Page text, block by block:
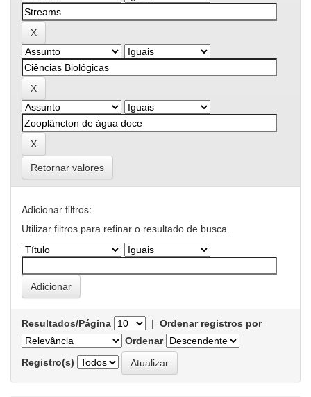
Retornar valores
Adicionar filtros:
Utilizar filtros para refinar o resultado de busca.
Resultados/Página | Ordenar registros por
Ordenar
Registro(s)